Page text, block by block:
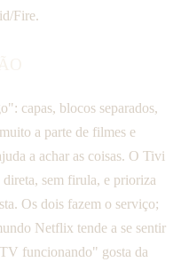
Fire.
capas, blocos separados,
a parte de filmes e
a achar as coisas. O Tivi
sem firula, e prioriza
Os dois fazem o serviço;
Netflix tende a se sentir
funcionando" gosta da